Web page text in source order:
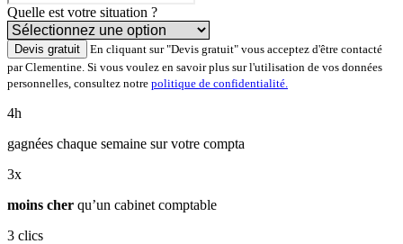
Quelle est votre situation ?
Devis gratuit
En cliquant sur "Devis gratuit" vous acceptez d'être contacté
par Clementine. Si vous voulez en savoir plus sur l'utilisation de vos données
personnelles, consultez notre politique de confidentialité.
4h
gagnées chaque semaine sur votre compta
3x
moins cher qu’un cabinet comptable
3 clics